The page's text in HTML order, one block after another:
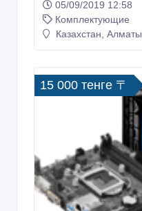
05/09/2019 12:58
Комплектующие
Казахстан, Алматы
15 000 тенге 〒